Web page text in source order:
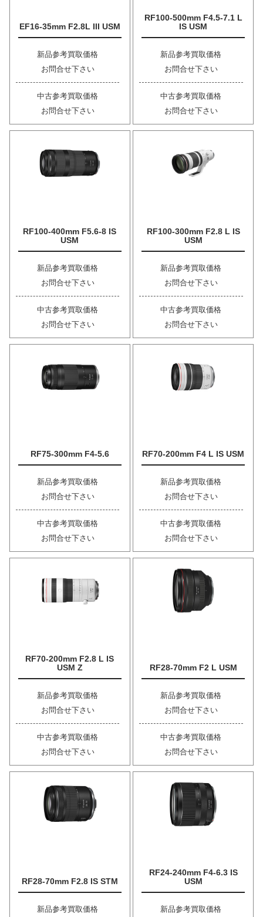
EF16-35mm F2.8L III USM
新品参考買取価格
お問合せ下さい
中古参考買取価格
お問合せ下さい
RF100-500mm F4.5-7.1 L
IS USM
新品参考買取価格
お問合せ下さい
中古参考買取価格
お問合せ下さい
RF100-400mm F5.6-8 IS
USM
新品参考買取価格
お問合せ下さい
中古参考買取価格
お問合せ下さい
RF100-300mm F2.8 L IS
USM
新品参考買取価格
お問合せ下さい
中古参考買取価格
お問合せ下さい
RF75-300mm F4-5.6
新品参考買取価格
お問合せ下さい
中古参考買取価格
お問合せ下さい
RF70-200mm F4 L IS USM
新品参考買取価格
お問合せ下さい
中古参考買取価格
お問合せ下さい
RF70-200mm F2.8 L IS
USM Z
新品参考買取価格
お問合せ下さい
中古参考買取価格
お問合せ下さい
RF28-70mm F2 L USM
新品参考買取価格
お問合せ下さい
中古参考買取価格
お問合せ下さい
RF28-70mm F2.8 IS STM
新品参考買取価格
RF24-240mm F4-6.3 IS
USM
新品参考買取価格